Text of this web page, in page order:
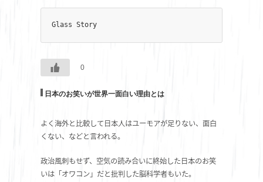
Glass Story
0
日本のお笑いが世界一面白い理由とは
よく海外と比較して日本人はユーモアが足りない、面白
くない、などと言われる。
政治風刺もせず、空気の読み合いに終始した日本のお笑
いは「オワコン」だと批判した脳科学者もいた。